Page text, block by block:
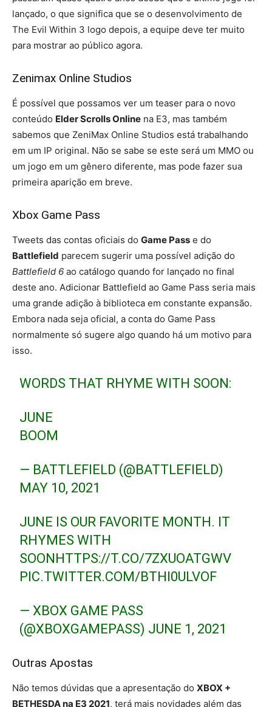
lançado, o que significa que se o desenvolvimento de
The Evil Within 3 logo depois, a equipe deve ter muito
para mostrar ao público agora.
Zenimax Online Studios
É possível que possamos ver um teaser para o novo
conteúdo Elder Scrolls Online na E3, mas também
sabemos que ZeniMax Online Studios está trabalhando
em um IP original. Não se sabe se este será um MMO ou
um jogo em um gênero diferente, mas pode fazer sua
primeira aparição em breve.
Xbox Game Pass
Tweets das contas oficiais do Game Pass e do
Battlefield parecem sugerir uma possível adição do
Battlefield 6 ao catálogo quando for lançado no final
deste ano. Adicionar Battlefield ao Game Pass seria mais
uma grande adição à biblioteca em constante expansão.
Embora nada seja oficial, a conta do Game Pass
normalmente só sugere algo quando há um motivo para
isso.
WORDS THAT RHYME WITH SOON:
JUNE
BOOM
— BATTLEFIELD (@BATTLEFIELD)
MAY 10, 2021
JUNE IS OUR FAVORITE MONTH. IT
RHYMES WITH
SOONHTTPS://T.CO/7ZXUOATGWV
PIC.TWITTER.COM/BTHI0ULVOF
— XBOX GAME PASS
(@XBOXGAMEPASS) JUNE 1, 2021
Outras Apostas
Não temos dúvidas que a apresentação do XBOX +
BETHESDA na E3 2021, terá mais novidades além das